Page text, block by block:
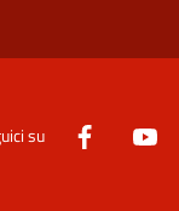
su